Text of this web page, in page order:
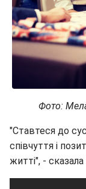
Фото:
"Ставтеся до
співчуття і
житті", -